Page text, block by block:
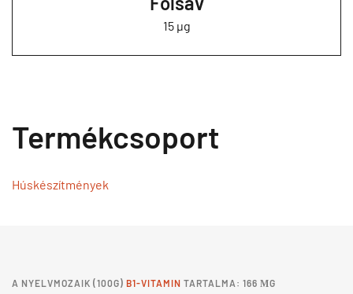
15 µg
Termékcsoport
Húskészítmények
A NYELVMOZAIK (100G) B1-VITAMIN TARTALMA: 166 ΜG